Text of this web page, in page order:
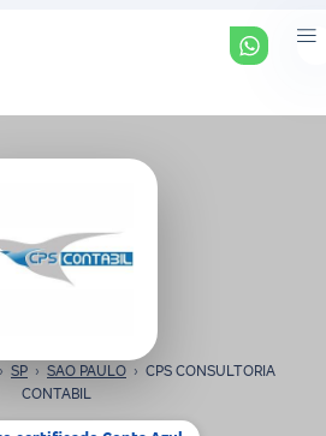
› SP › SAO PAULO › CPS CONSULTORIA
CONTABIL